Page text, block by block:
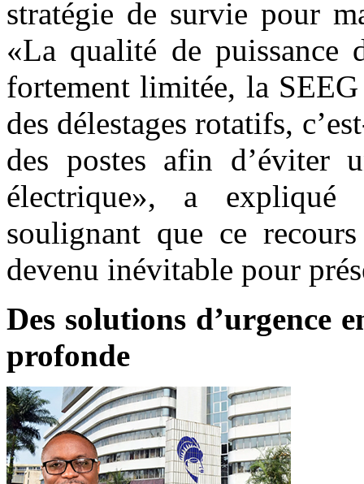
stratégie de survie pour
«La qualité de puissance
fortement limitée, la
des délestages rotatifs,
des postes afin d’éviter
électrique», a
soulignant que ce
devenu inévitable pour
Des solutions d’urgence
profonde